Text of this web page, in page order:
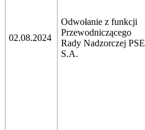
02.08.2024
Odwołanie z funkcji
Przewodniczącego
Rady Nadzorczej PSE
S.A.